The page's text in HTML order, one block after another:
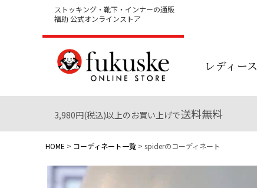
ストッキング・靴下・インナーの通販
福助 公式オンラインストア
レディース
3,980円(税込)以上のお買い上げで送料無料
HOME コーディネート一覧 spiderのコーディネート